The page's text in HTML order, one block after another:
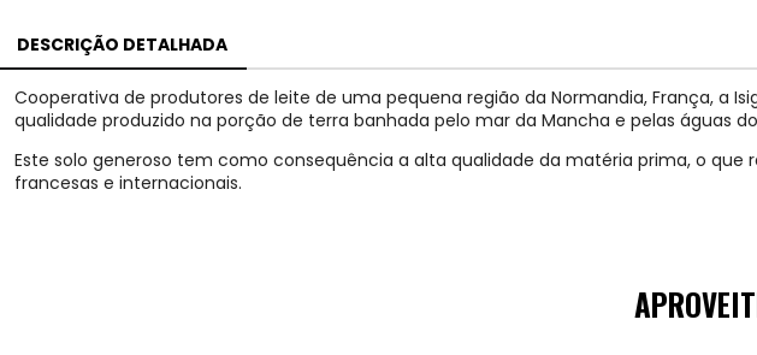
DESCRIÇÃO DETALHADA
Cooperativa de produtores de leite de uma pequena região da Normandia, França, a
qualidade produzido na porção de terra banhada pelo mar da Mancha e pelas águas
Este solo generoso tem como consequência a alta qualidade da matéria prima, o
francesas e internacionais.